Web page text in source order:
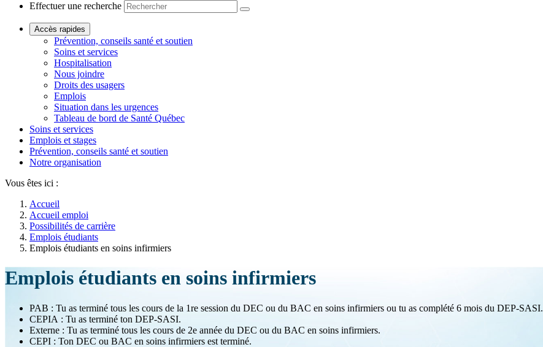
Effectuer une recherche
Accès rapides
Prévention, conseils santé et soutien
Soins et services
Hospitalisation
Nous joindre
Droits des usagers
Emplois
Situation dans les urgences
Tableau de bord de Santé Québec
Soins et services
Emplois et stages
Prévention, conseils santé et soutien
Notre organisation
Vous êtes ici :
Accueil
Accueil emploi
Possibilités de carrière
Emplois étudiants
Emplois étudiants en soins infirmiers
Emplois étudiants en soins infirmiers
PAB : Tu as terminé tous les cours de la 1re session du DEC ou du BAC en soins infirmiers ou tu as complété 6 mois du DEP-SASI.
CEPIA : Tu as terminé ton DEP-SASI.
Externe : Tu as terminé tous les cours de 2e année du DEC ou du BAC en soins infirmiers.
CEPI : Ton DEC ou BAC en soins infirmiers est terminé.